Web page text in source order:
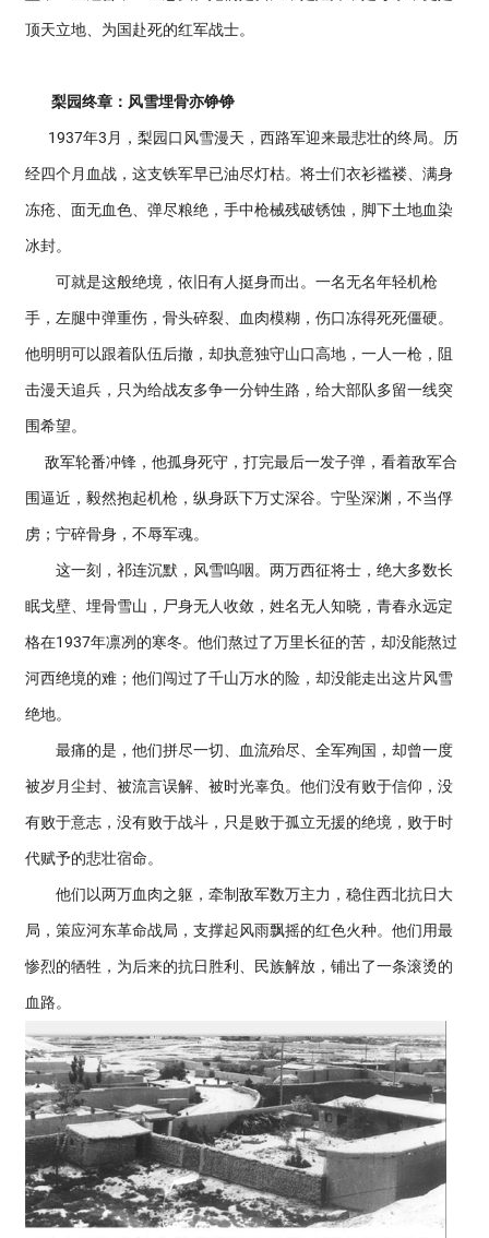
顶天立地、为国赴死的红军战士。
梨园终章：风雪埋骨亦铮铮
1937年3月，梨园口风雪漫天，西路军迎来最悲壮的终局。历
经四个月血战，这支铁军早已油尽灯枯。将士们衣衫褴褛、满身
冻疮、面无血色、弹尽粮绝，手中枪械残破锈蚀，脚下土地血染
冰封。
可就是这般绝境，依旧有人挺身而出。一名无名年轻机枪
手，左腿中弹重伤，骨头碎裂、血肉模糊，伤口冻得死死僵硬。
他明明可以跟着队伍后撤，却执意独守山口高地，一人一枪，阻
击漫天追兵，只为给战友多争一分钟生路，给大部队多留一线突
围希望。
敌军轮番冲锋，他孤身死守，打完最后一发子弹，看着敌军合
围逼近，毅然抱起机枪，纵身跃下万丈深谷。宁坠深渊，不当俘
虏；宁碎骨身，不辱军魂。
这一刻，祁连沉默，风雪呜咽。两万西征将士，绝大多数长
眠戈壁、埋骨雪山，尸身无人收敛，姓名无人知晓，青春永远定
格在1937年凛冽的寒冬。他们熬过了万里长征的苦，却没能熬过
河西绝境的难；他们闯过了千山万水的险，却没能走出这片风雪
绝地。
最痛的是，他们拼尽一切、血流殆尽、全军殉国，却曾一度
被岁月尘封、被流言误解、被时光辜负。他们没有败于信仰，没
有败于意志，没有败于战斗，只是败于孤立无援的绝境，败于时
代赋予的悲壮宿命。
他们以两万血肉之躯，牵制敌军数万主力，稳住西北抗日大
局，策应河东革命战局，支撑起风雨飘摇的红色火种。他们用最
惨烈的牺牲，为后来的抗日胜利、民族解放，铺出了一条滚烫的
血路。